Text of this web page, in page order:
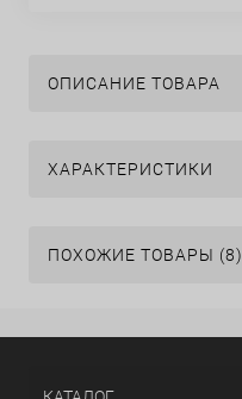
ОПИСАНИЕ ТОВАРА
ХАРАКТЕРИСТИКИ
ПОХОЖИЕ ТОВАРЫ (8)